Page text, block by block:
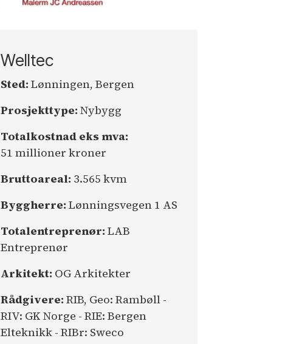
Welltec
Sted: Lønningen, Bergen
Prosjekttype: Nybygg
Totalkostnad eks mva:
51 millioner kroner
Bruttoareal: 3.565 kvm
Byggherre: Lønningsvegen 1 AS
Totalentreprenør: LAB
Entreprenør
Arkitekt: OG Arkitekter
Rådgivere: RIB, Geo: Rambøll -
RIV: GK Norge - RIE: Bergen
Elteknikk - RIBr: Sweco